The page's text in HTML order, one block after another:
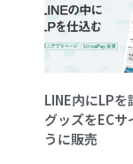
LINE内にLPを
グッズをECサ
うに販売